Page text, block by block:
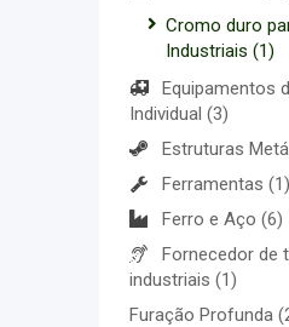
Cromo duro
Industriais (1)
Equipamentos
Individual (3)
Estruturas
Ferramentas (1)
Ferro e Aço (6)
Fornecedor de
industriais (1)
Furação Profunda